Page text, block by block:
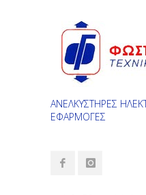
ΑΝΕΛΚΥΣΤΗΡΕΣ
ΕΦΑΡΜΟΓΕΣ